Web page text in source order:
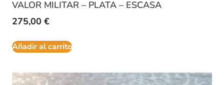
VALOR MILITAR – PLATA – ESCASA
275,00 €
Añadir al carrito